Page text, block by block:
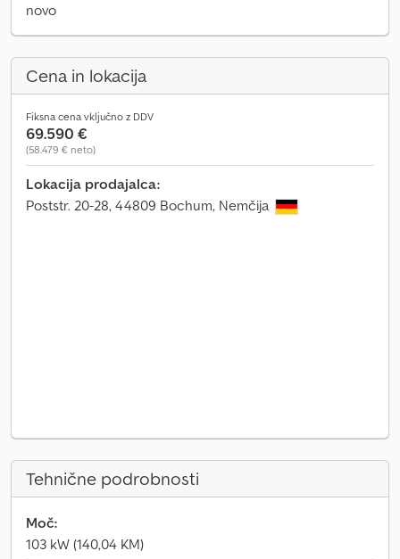
novo
Cena in lokacija
Fiksna cena vključno z DDV
69.590 €
(58.479 € neto)
Lokacija prodajalca:
Poststr. 20-28, 44809 Bochum, Nemčija
Tehnične podrobnosti
Moč:
103 kW (140,04 KM)